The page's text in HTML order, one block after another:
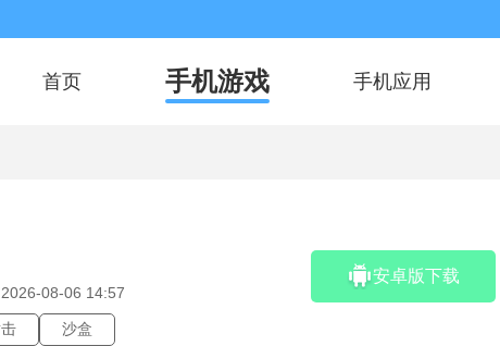
首页 手机游戏 手机应用
2026-08-06 14:57
沙盒
安卓版下载